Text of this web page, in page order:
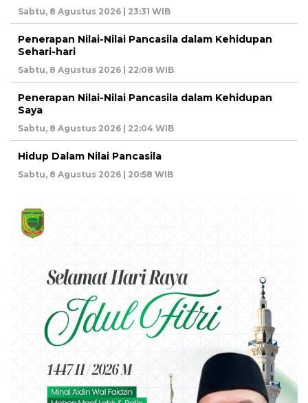
Sabtu, 8 Agustus 2026 | 23:31 WIB
Penerapan Nilai-Nilai Pancasila dalam Kehidupan
Sehari-hari
Sabtu, 8 Agustus 2026 | 22:08 WIB
Penerapan Nilai-Nilai Pancasila dalam Kehidupan
Saya
Sabtu, 8 Agustus 2026 | 22:04 WIB
Hidup Dalam Nilai Pancasila
Sabtu, 8 Agustus 2026 | 20:58 WIB